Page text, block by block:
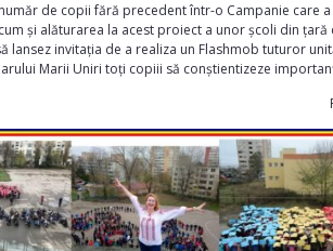
de copii fără precedent într-o Campanie care
și alăturarea la acest proiect a unor școli din
lansez invitația de a realiza un Flashmob tuturor
Marii Uniri toți copiii să conștientizeze